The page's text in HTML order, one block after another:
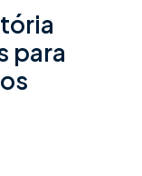
para